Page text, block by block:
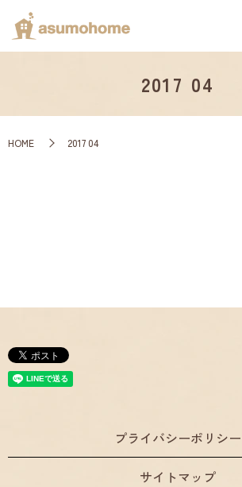
2017 04
HOME 2017 04
プライバシーポリシー
サイトマップ